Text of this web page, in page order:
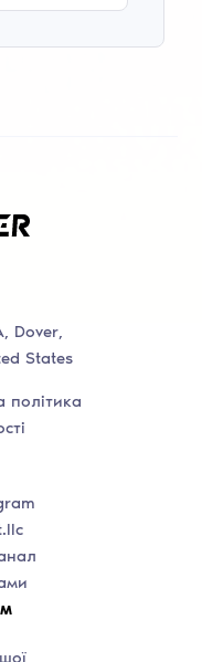
Dover,
States
політика